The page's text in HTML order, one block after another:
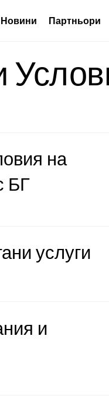
Новини Партньори
на
БГ
услуги
и